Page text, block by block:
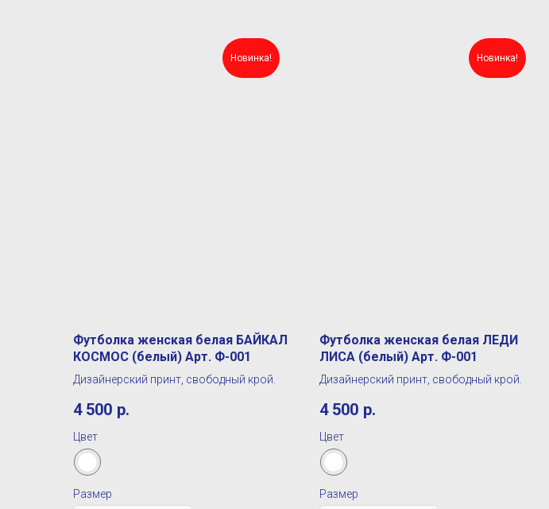
Новинка!
Футболка женская белая БАЙКАЛ
КОСМОС (белый) Арт. Ф-001
Дизайнерский принт, свободный крой.
4 500 р.
Цвет
Размер
Новинка!
Футболка женская белая ЛЕДИ
ЛИСА (белый) Арт. Ф-001
Дизайнерский принт, свободный крой.
4 500 р.
Цвет
Размер